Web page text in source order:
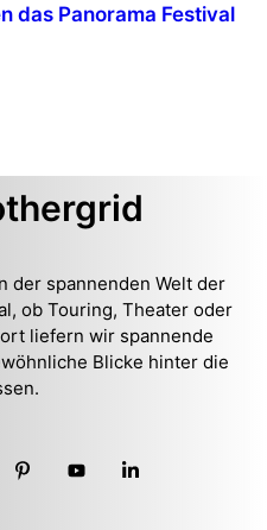
das Panorama Festival
der spannenden Welt der
ob Touring, Theater oder
liefern wir spannende
Blicke hinter die